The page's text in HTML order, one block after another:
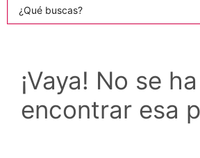
¡Vaya! No se
encontrar esa